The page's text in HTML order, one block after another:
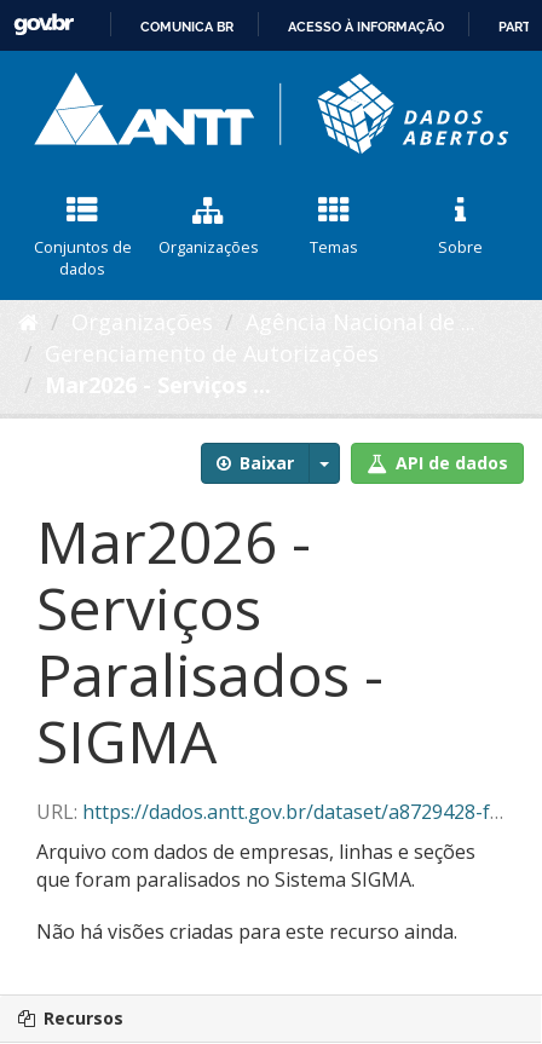
CONTEÚDO
COMUNICA BR ACESSO À INFORMAÇÃO
Conjuntos de
dados
Organizações Temas Sobre
Baixar API de dados
Mar2026 -
Serviços
Paralisados -
SIGMA
URL: https://dados.antt.gov.br/dataset/a8729428-f382-430c-abe5-6e5f85aa9a03/resource/f8946437-0d81-41b5-b63a-363c0a67b25f/download/03-2026_servicos_paralisados_sigma.csv
Arquivo com dados de empresas, linhas e seções
que foram paralisados no Sistema SIGMA.
Não há visões criadas para este recurso ainda.
Recursos